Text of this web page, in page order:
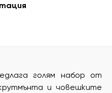
голям набор от
и човешките